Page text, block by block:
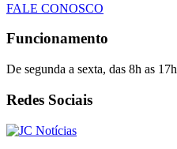
FALE CONOSCO
Funcionamento
De segunda a sexta, das 8h as 17h
Redes Sociais